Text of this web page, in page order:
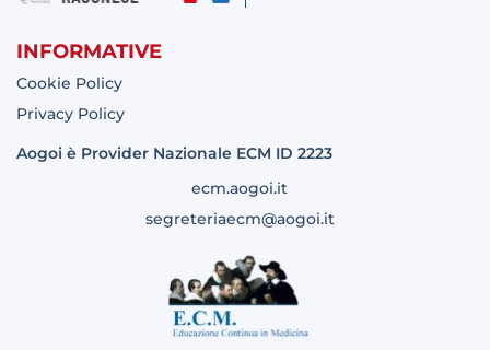
INFORMATIVE
Cookie Policy
Privacy Policy
Aogoi è Provider Nazionale ECM ID 2223
ecm.aogoi.it
segreteriaecm@aogoi.it